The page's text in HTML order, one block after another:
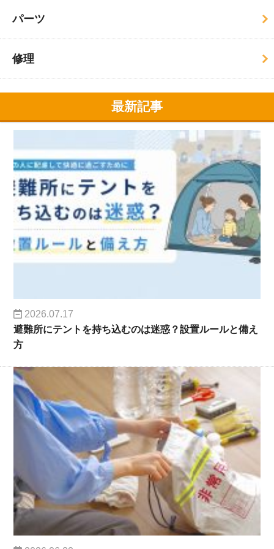
パーツ
修理
最新記事
2026.07.17
避難所にテントを持ち込むのは迷惑？設置ルールと備え
方